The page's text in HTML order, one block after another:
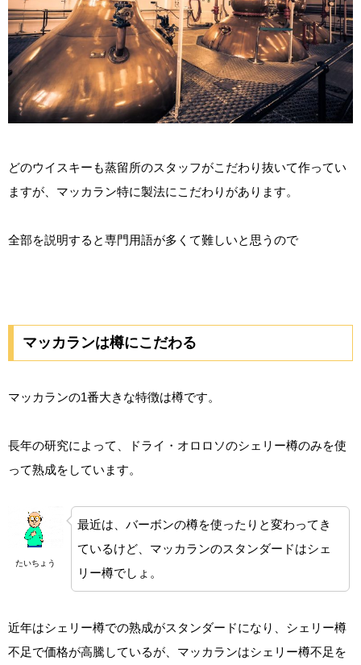
どのウイスキーも蒸留所のスタッフがこだわり抜いて作ってい
ますが、マッカラン特に製法にこだわりがあります。
全部を説明すると専門用語が多くて難しいと思うので
マッカランは樽にこだわる
マッカランの1番大きな特徴は樽です。
長年の研究によって、ドライ・オロロソのシェリー樽のみを使
って熟成をしています。
たいちょう
最近は、バーボンの樽を使ったりと変わってき
ているけど、マッカランのスタンダードはシェ
リー樽でしょ。
近年はシェリー樽での熟成がスタンダードになり、シェリー樽
不足で価格が高騰しているが、マッカランはシェリー樽不足を